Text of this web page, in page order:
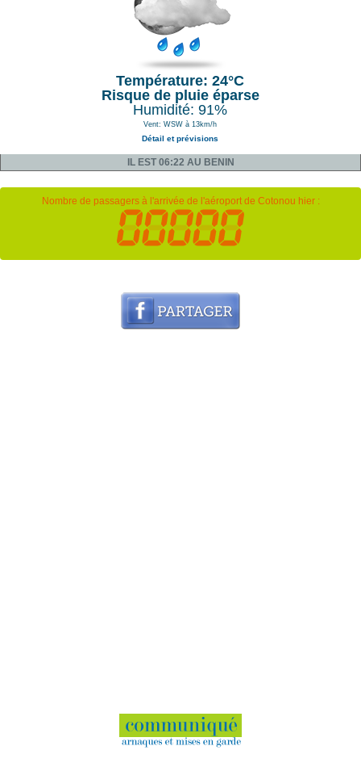
Température: 24°C
Risque de pluie éparse
Humidité: 91%
Vent: WSW à 13km/h
Détail et prévisions
IL EST 06:22 AU BENIN
Nombre de passagers à l'arrivée de l'aéroport de Cotonou hier :